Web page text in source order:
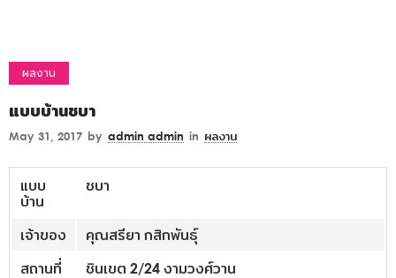
ผลงาน
แบบบ้านชบา
May 31, 2017 by admin admin in ผลงาน
แบบ
บ้าน
ชบา
เจ้าของ
คุณสรียา กสิกพันธุ์
สถานที่
ชินเขต 2/24 งามวงศ์วาน